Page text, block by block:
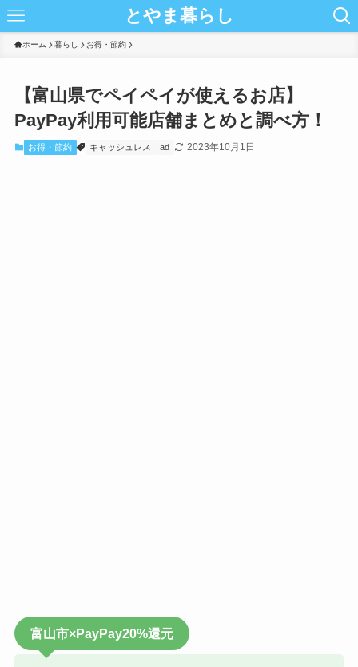
とやま暮らし
ホーム 暮らし お得・節約
【富山県でペイペイが使えるお店】
PayPay利用可能店舗まとめと調べ方！
お得・節約 キャッシュレス ad 2023年10月1日
富山市×PayPay20%還元